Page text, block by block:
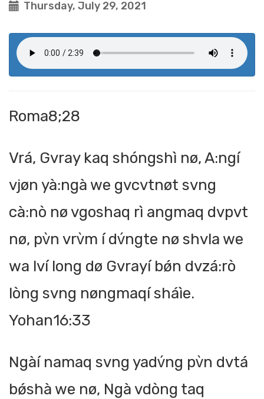
Thursday, July 29, 2021
Roma8;28
Vrá, Gvray kaq shóngshì nø, A:ngí
vjøn yà:ngà we gvcvtnøt svng
cà:nò nø vgoshaq rì angmaq dvpvt
nø, pv̀n vrv̀m í dv́ngte nø shvla we
wa lví long dø Gvrayí bǿn dvzá:rò
lòng svng nøngmaqí sháìe.
Yohan16:33
Ngàí namaq svng yadv́ng pv̀n dvtá
bǿshà we nø, Ngà vdòng taq